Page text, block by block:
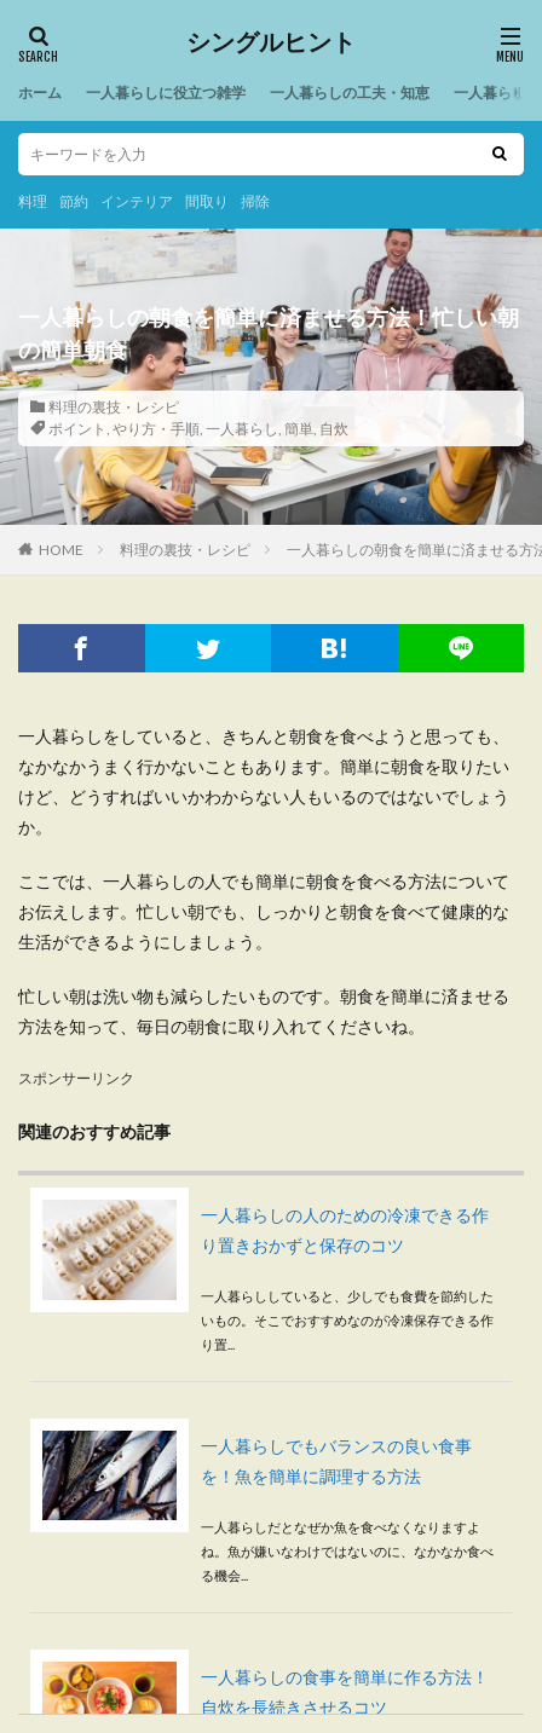
シングルヒント
ホーム 一人暮らしに役立つ雑学 一人暮らしの工夫・知恵 一人暮らし
料理 節約 インテリア 間取り 掃除
一人暮らしの朝食を簡単に済ませる方法！忙しい朝
の簡単朝食
料理の裏技・レシピ
ポイント , やり方・手順, 一人暮らし, 簡単, 自炊
HOME 料理の裏技・レシピ 一人暮らしの朝食を簡単に済ませる方
一人暮らしをしていると、きちんと朝食を食べようと思っても、
なかなかうまく行かないこともあります。簡単に朝食を取りたい
けど、どうすればいいかわからない人もいるのではないでしょう
か。
ここでは、一人暮らしの人でも簡単に朝食を食べる方法について
お伝えします。忙しい朝でも、しっかりと朝食を食べて健康的な
生活ができるようにしましょう。
忙しい朝は洗い物も減らしたいものです。朝食を簡単に済ませる
方法を知って、毎日の朝食に取り入れてくださいね。
スポンサーリンク
関連のおすすめ記事
一人暮らしの人のための冷凍できる作
り置きおかずと保存のコツ
一人暮らししていると、少しでも食費を節約した
いもの。そこでおすすめなのが冷凍保存できる作
り置...
一人暮らしでもバランスの良い食事
を！魚を簡単に調理する方法
一人暮らしだとなぜか魚を食べなくなりますよ
ね。魚が嫌いなわけではないのに、なかなか食べ
る機会...
一人暮らしの食事を簡単に作る方法！
自炊を長続きさせるコツ